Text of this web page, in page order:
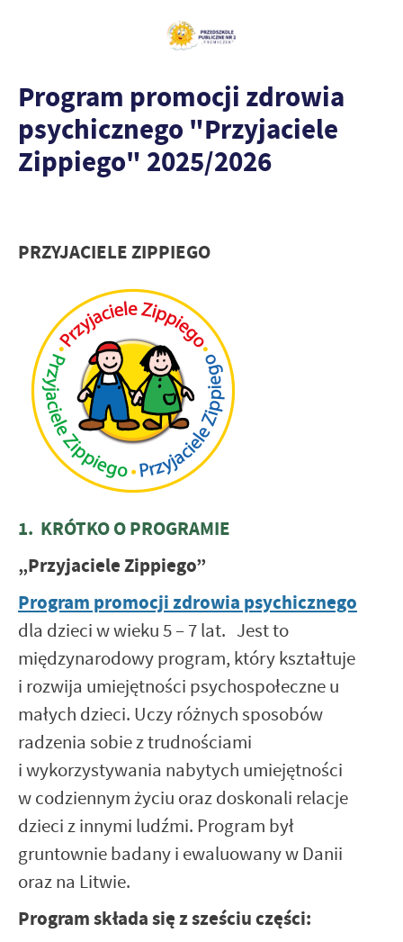
Program promocji zdrowia
psychicznego "Przyjaciele
Zippiego" 2025/2026
PRZYJACIELE ZIPPIEGO
1. KRÓTKO O PROGRAMIE
„Przyjaciele Zippiego”
Program promocji zdrowia psychicznego
dla dzieci w wieku 5 – 7 lat. Jest to
międzynarodowy program, który kształtuje
i rozwija umiejętności psychospołeczne u
małych dzieci. Uczy różnych sposobów
radzenia sobie z trudnościami
i wykorzystywania nabytych umiejętności
w codziennym życiu oraz doskonali relacje
dzieci z innymi ludźmi. Program był
gruntownie badany i ewaluowany w Danii
oraz na Litwie.
Program składa się z sześciu części: